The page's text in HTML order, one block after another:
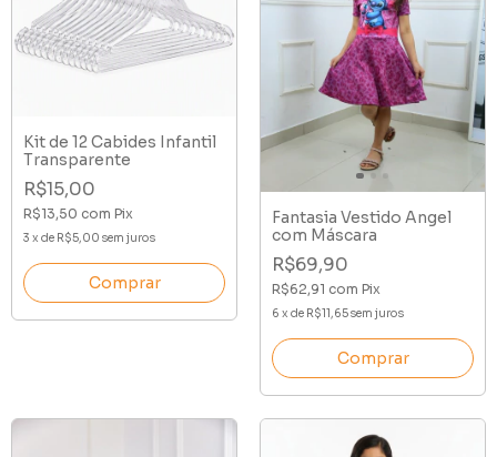
Kit de 12 Cabides Infantil
Transparente
R$15,00
R$13,50 com Pix
3 x de R$5,00 sem juros
Fantasia Vestido Angel
com Máscara
R$69,90
R$62,91 com Pix
6 x de R$11,65sem juros
Comprar